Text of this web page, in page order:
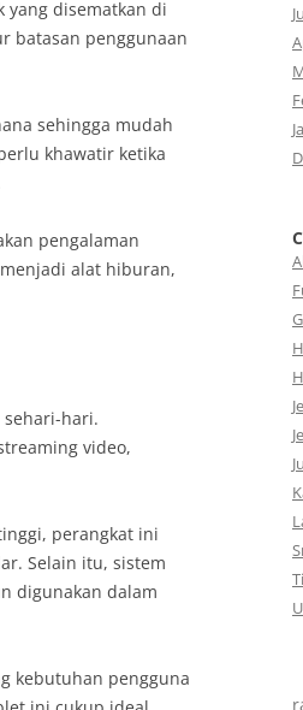
yang disematkan di
batasan penggunaan
sehingga mudah
khawatir ketika
pengalaman
alat hiburan,
sehari-hari.
video,
perangkat ini
Selain itu, sistem
digunakan dalam
kebutuhan pengguna